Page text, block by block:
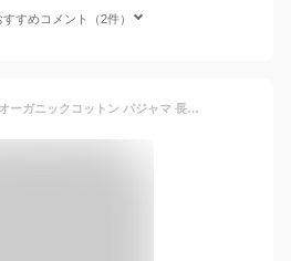
すめコメント（2件）
日本製 くすみカラー オーガニックコットン パジャマ 長袖 キッズ 子供 こども ベビー 赤ちゃん 秋冬 冬用 オールシーズン 女の子 男の子 ガールズ ボーイズ ルームウェア 上下 きっず かわいい おしゃれ 薄手 おまけ 無地 やわらか 綿100 80 90 110 韓国風 ベビー服